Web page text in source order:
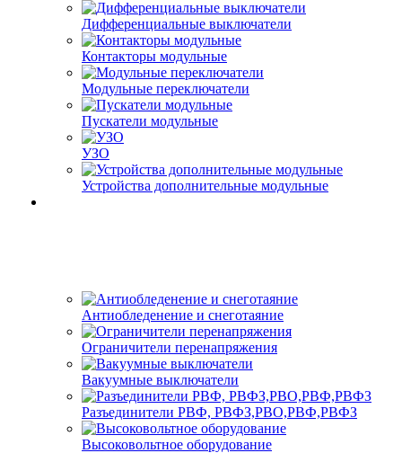
Дифференциальные выключатели
Контакторы модульные
Модульные переключатели
Пускатели модульные
УЗО
Устройства дополнительные модульные
Антиобледенение и снеготаяние
Ограничители перенапряжения
Вакуумные выключатели
Разъединители РВФ, РВФЗ,РВО,РВФ,РВФЗ
Высоковольтное оборудование